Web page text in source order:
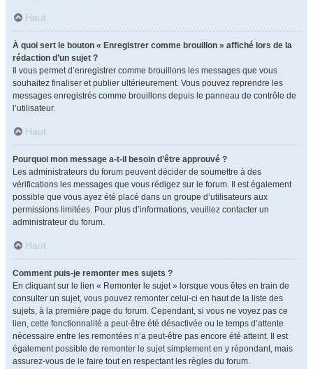
Haut
À quoi sert le bouton « Enregistrer comme brouillon » affiché lors de la
rédaction d’un sujet ?
Il vous permet d’enregistrer comme brouillons les messages que vous
souhaitez finaliser et publier ultérieurement. Vous pouvez reprendre les
messages enregistrés comme brouillons depuis le panneau de contrôle de
l’utilisateur.
Haut
Pourquoi mon message a-t-il besoin d’être approuvé ?
Les administrateurs du forum peuvent décider de soumettre à des
vérifications les messages que vous rédigez sur le forum. Il est également
possible que vous ayez été placé dans un groupe d’utilisateurs aux
permissions limitées. Pour plus d’informations, veuillez contacter un
administrateur du forum.
Haut
Comment puis-je remonter mes sujets ?
En cliquant sur le lien « Remonter le sujet » lorsque vous êtes en train de
consulter un sujet, vous pouvez remonter celui-ci en haut de la liste des
sujets, à la première page du forum. Cependant, si vous ne voyez pas ce
lien, cette fonctionnalité a peut-être été désactivée ou le temps d’attente
nécessaire entre les remontées n’a peut-être pas encore été atteint. Il est
également possible de remonter le sujet simplement en y répondant, mais
assurez-vous de le faire tout en respectant les règles du forum.